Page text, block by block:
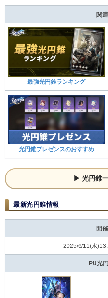
関
最強光円錐ランキング
光円錐プレゼンスのおすすめ
光円錐
最新光円錐情報
開
2025/6/11(水
PU光